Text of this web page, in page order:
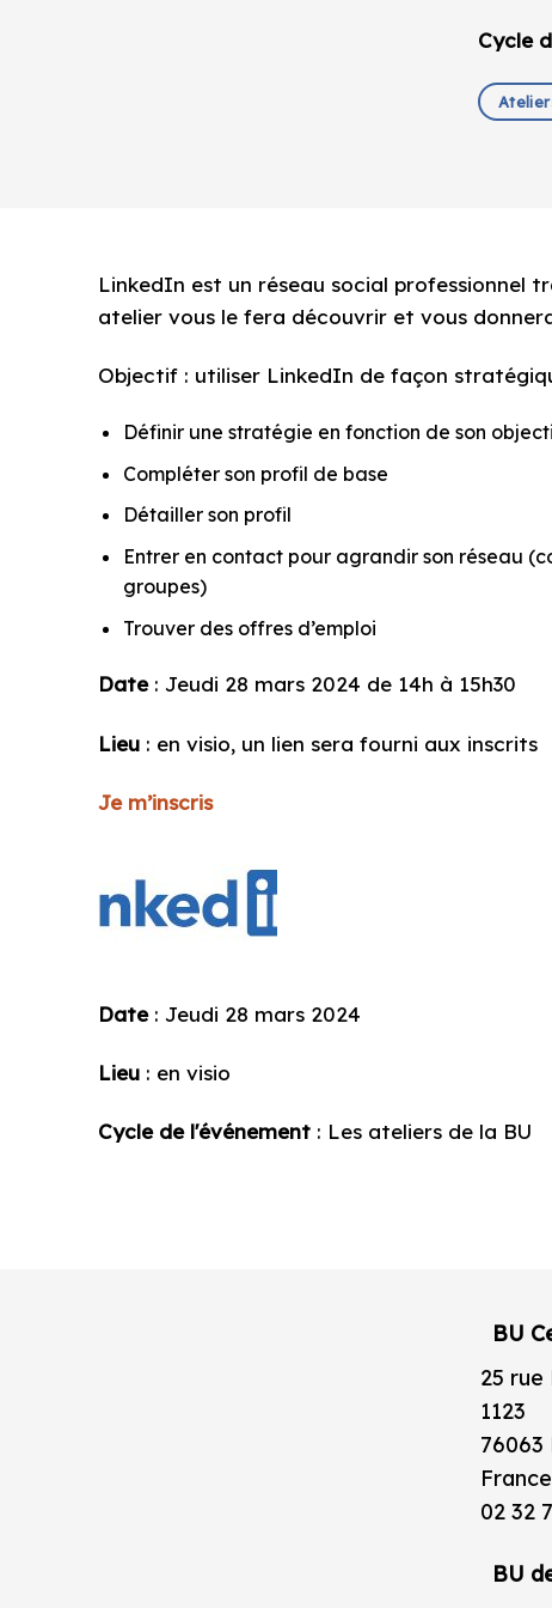
Cycle
LinkedIn est un réseau social professionnel
atelier vous le fera découvrir et vous
Objectif : utiliser LinkedIn de façon
Définir une stratégie en fonction de son
Compléter son profil de base
Détailler son profil
Entrer en contact pour agrandir son réseau
groupes)
Trouver des offres d’emploi
Date: Jeudi 28 mars 2024 de 14h à 15h30
Lieu : en visio, un lien sera fourni aux inscrits
Je m’inscris
Date: Jeudi 28 mars 2024
Lieu : en visio
Cycle de l'événement : Les ateliers de la BU
BU
25 rue
1123
76063
France
02 32
BU